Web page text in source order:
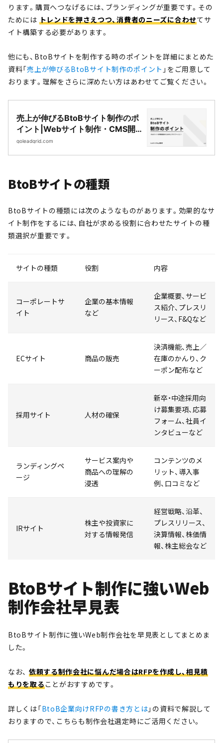
ります。購買へつなげるには、ブランディングが重要です。その
ためには トレンドを押さえつつ、消費者のニーズに合わせてサ
イト構築する必要があります。
他にも、BtoBサイトを制作する時のポイントを詳細にまとめた
資料「売上が伸びるBtoBサイト制作のポイント 」をご用意して
おります。理解をさらに深めたい方はあわせてご覧ください。
売上が伸びるBtoBサイト制作のポ
イント|Webサイト制作・CMS開
発｜LeadGrid
goleadgrid.com
BtoBサイトの種類
BtoBサイトの種類には次のようなものがあります。効果的なサ
イト制作をするには、自社が求める役割に合わせたサイトの種
類選択が重要です。
サイトの種類 役割 内容
コーポレートサ
イト
企業の基本情報
など
企業概要、サービ
ス紹介、プレスリ
リース、F&Qなど
ECサイト 商品の販売
決済機能、売上／
在庫のかんり、ク
ーポン配布など
採用サイト 人材の確保
新卒・中途採用向
け募集要項、応募
フォーム、社員イ
ンタビューなど
ランディングペ
ージ
サービス案内や
商品への理解の
浸透
コンテンツのメ
リット、導入事
例、口コミなど
IRサイト
株主や投資家に
対する情報発信
経営戦略、沿革、
プレスリリース、
決算情報、株価情
報、株主総会など
BtoBサイト制作に強いWeb
制作会社早見表
BtoBサイト制作に強いWeb制作会社を早見表としてまとめま
した。
なお、 依頼する制作会社に悩んだ場合はRFPを作成し、相見積
もりを取ることがおすすめです。
詳しくは「BtoB企業向けRFPの書き方とは」の資料で解説して
おりますので、こちらも制作会社選定時にご活用ください。